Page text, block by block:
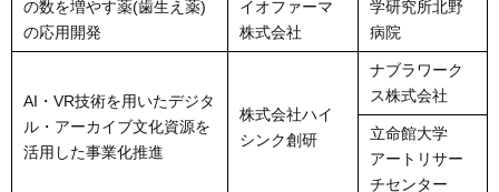
の数を増やす薬(歯生え薬)
の応用開発
イオファーマ
株式会社
学研究所北野
病院
AI・VR技術を用いたデジタ
ル・アーカイブ文化資源を
活用した事業化推進
株式会社ハイ
シンク創研
ナブラワーク
ス株式会社
立命館大学
アートリサー
チセンター